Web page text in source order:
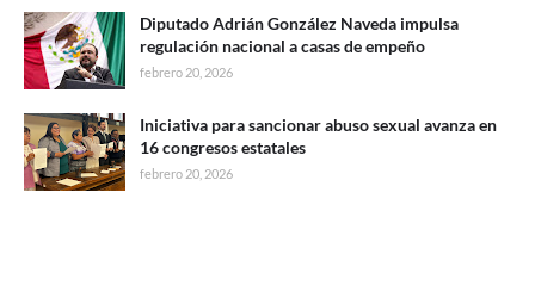
Diputado Adrián González Naveda impulsa
regulación nacional a casas de empeño
febrero 20, 2026
Iniciativa para sancionar abuso sexual avanza en
16 congresos estatales
febrero 20, 2026